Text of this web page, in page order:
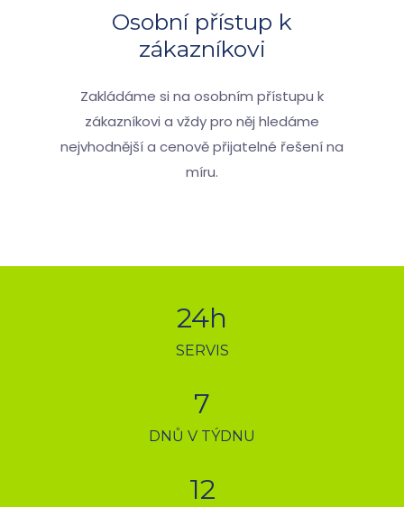
Osobní přístup k
zákazníkovi
Zakládáme si na osobním přístupu k
zákazníkovi a vždy pro něj hledáme
nejvhodnější a cenově přijatelné řešení na
míru.
24h
SERVIS
7
DNŮ V TÝDNU
12